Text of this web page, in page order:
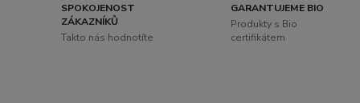
SPOKOJENOST
ZÁKAZNÍKŮ
Takto nás hodnotíte
GARANTUJEME BIO
Produkty s Bio
certifikátem